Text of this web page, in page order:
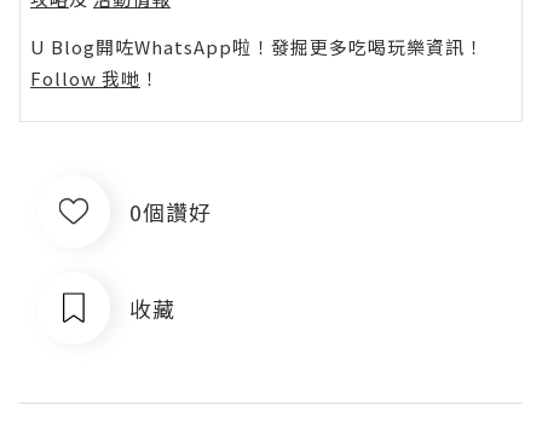
U Blog開咗WhatsApp啦！發掘更多吃喝玩樂資訊！
Follow 我哋 ！
0個讚好
收藏